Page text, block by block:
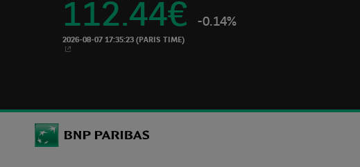
112.44€ -0.14%
2026-08-07 17:35:23 (PARIS TIME)
NUOVA SCHEDA
BNP Paribas